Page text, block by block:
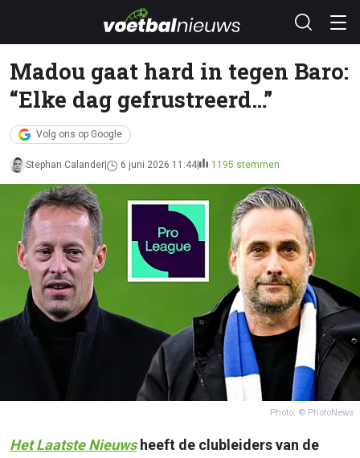
Madou gaat hard in tegen Baro:
“Elke dag gefrustreerd…”
Volg ons op Google
Stephan Calander 6 juni 2026 11:44 1195 stemmen
Photo: © PhotoNews
Het Laatste Nieuwsheeft de clubleiders van de